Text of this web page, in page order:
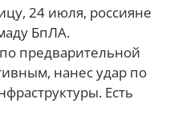
24 июля, россияне
БпЛА.
предварительной
нанес удар по
Есть